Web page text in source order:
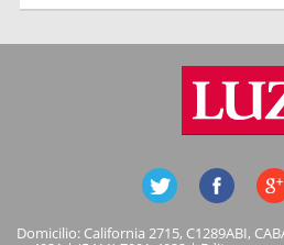
Domicilio: California 2715, C1289ABI,